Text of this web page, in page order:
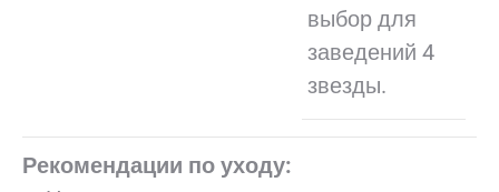
выбор для
заведений 4
звезды.
Рекомендации по уходу: